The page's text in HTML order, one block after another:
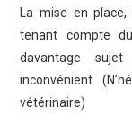
La mise en
tenant compte
davantage
inconvénient
vétérinaire)